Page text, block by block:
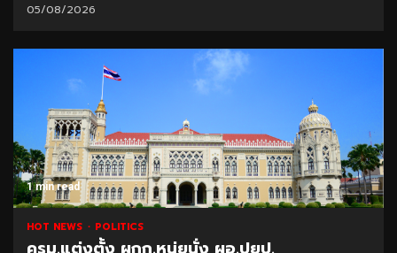
05/08/2026
1 min read
HOT NEWS POLITICS